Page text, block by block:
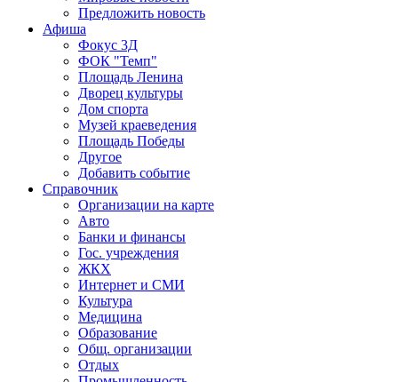
Предложить новость
Афиша
Фокус 3Д
ФОК "Темп"
Площадь Ленина
Дворец культуры
Дом спорта
Музей краеведения
Площадь Победы
Другое
Добавить событие
Справочник
Организации на карте
Авто
Банки и финансы
Гос. учреждения
ЖКХ
Интернет и СМИ
Культура
Медицина
Образование
Общ. организации
Отдых